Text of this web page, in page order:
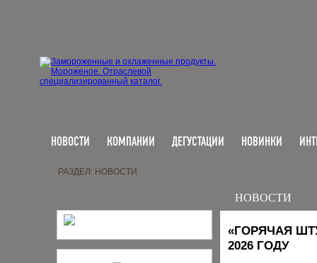
НОВОСТИ КОМПАНИИ ДЕГУСТАЦИИ НОВИНКИ
РАЗДЕЛ: НОВОСТИ
НОВОСТИ
«ГОРЯЧАЯ
2026 ГОДУ